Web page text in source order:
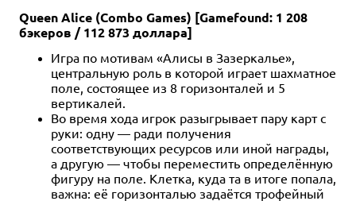
Queen Alice (Combo Games) [Gamefound: 1 208
бэкеров / 112 873 доллара]
Игра по мотивам «Алисы в Зазеркалье»,
центральную роль в которой играет шахматное
поле, состоящее из 8 горизонталей и 5
вертикалей.
Во время хода игрок разыгрывает пару карт с
руки: одну — ради получения
соответствующих ресурсов или иной награды,
а другую — чтобы переместить определённую
фигуру на поле. Клетка, куда та в итоге попала,
важна: её горизонталью задаётся трофейный